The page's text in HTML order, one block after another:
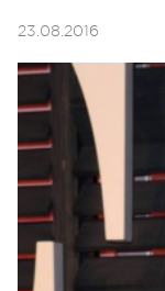
23.08.2016